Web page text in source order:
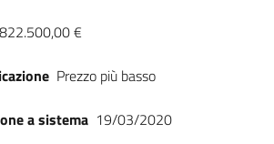
822.500,00 €
Prezzo più basso
a sistema 19/03/2020